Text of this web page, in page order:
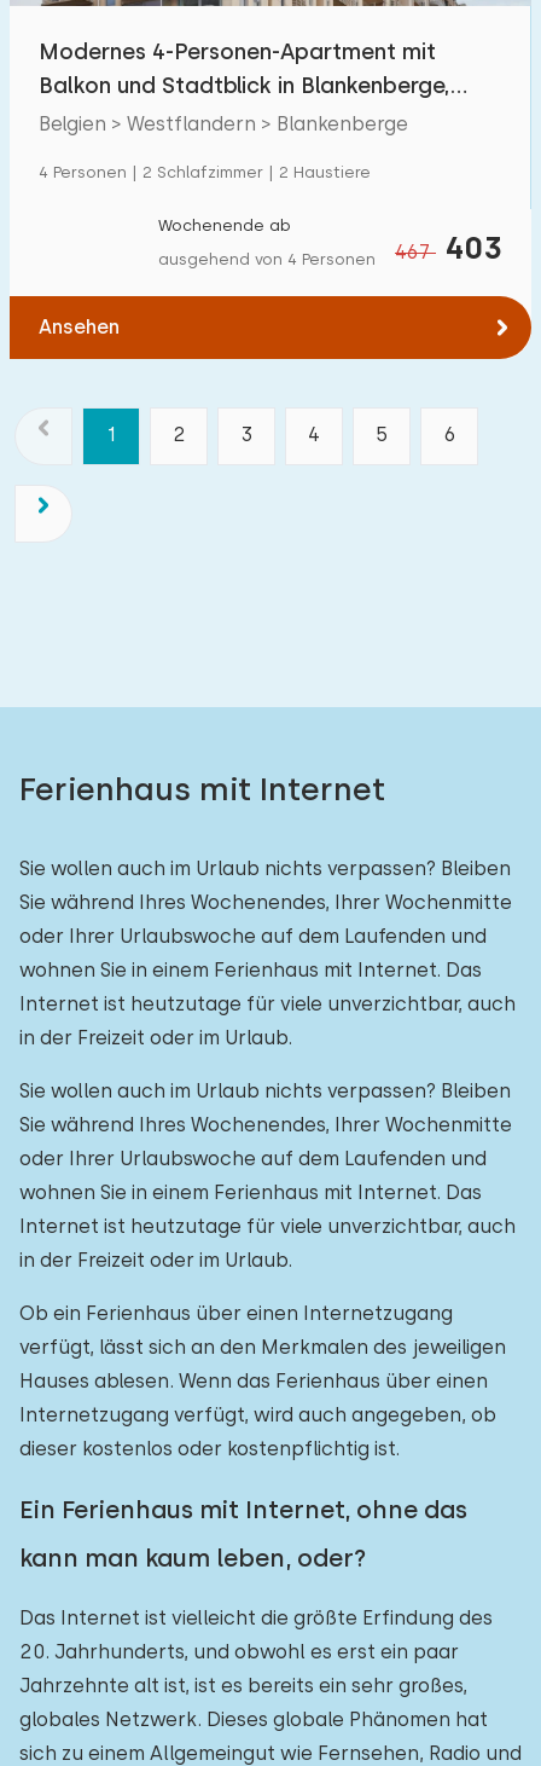
Modernes 4-Personen-Apartment mit
Balkon und Stadtblick in Blankenberge,
Hunde erlaubt
Belgien > Westflandern > Blankenberge
4 Personen | 2 Schlafzimmer | 2 Haustiere
467 403
Wochenende ab
ausgehend von 4 Personen
Ansehen
1 2 3 4 5 6
Ferienhaus mit Internet
Sie wollen auch im Urlaub nichts verpassen? Bleiben
Sie während Ihres Wochenendes, Ihrer Wochenmitte
oder Ihrer Urlaubswoche auf dem Laufenden und
wohnen Sie in einem Ferienhaus mit Internet. Das
Internet ist heutzutage für viele unverzichtbar, auch
in der Freizeit oder im Urlaub.
Sie wollen auch im Urlaub nichts verpassen? Bleiben
Sie während Ihres Wochenendes, Ihrer Wochenmitte
oder Ihrer Urlaubswoche auf dem Laufenden und
wohnen Sie in einem Ferienhaus mit Internet. Das
Internet ist heutzutage für viele unverzichtbar, auch
in der Freizeit oder im Urlaub.
Ob ein Ferienhaus über einen Internetzugang
verfügt, lässt sich an den Merkmalen des jeweiligen
Hauses ablesen. Wenn das Ferienhaus über einen
Internetzugang verfügt, wird auch angegeben, ob
dieser kostenlos oder kostenpflichtig ist.
Ein Ferienhaus mit Internet, ohne das
kann man kaum leben, oder?
Das Internet ist vielleicht die größte Erfindung des
20. Jahrhunderts, und obwohl es erst ein paar
Jahrzehnte alt ist, ist es bereits ein sehr großes,
globales Netzwerk. Dieses globale Phänomen hat
sich zu einem Allgemeingut wie Fernsehen, Radio und